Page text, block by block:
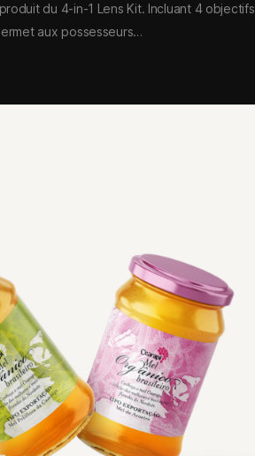
du 4-in-1 Lens Kit. Incluant 4 objectifs
aux possesseurs…